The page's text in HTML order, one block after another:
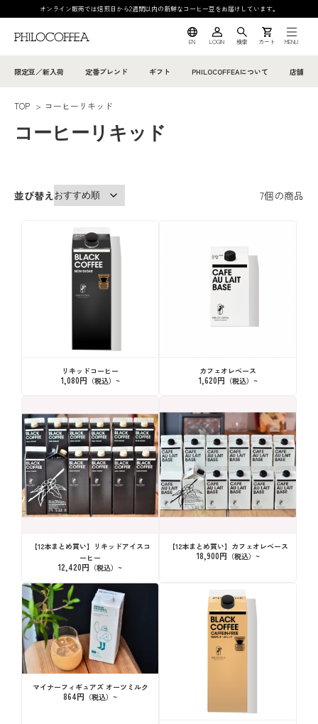
オンライン販売では焙煎日から2週間以内の新鮮なコーヒー豆をお届けしています。
EN LOGIN 検索 カート MENU
限定豆／新入荷 定番ブレンド ギフト PHILOCOFFEAについて 店舗
TOP > コーヒーリキッド
コーヒーリキッド
並び替え 7個の商品
リキッドコーヒー
1,080円
カフェオレベース
1,620円
【12本まとめ買い】リキッドアイスコ
ーヒー
12,420円
【12本まとめ買い】カフェオレベース
18,900円
マイナーフィギュアズ オーツミルク
864円